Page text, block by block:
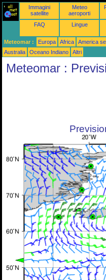
Immagini
satellite
Meteo
aeroporti
FAQ Lingue
Meteomar : Europa Africa America
Australia
Oceano Indiano Altri
Meteomar :